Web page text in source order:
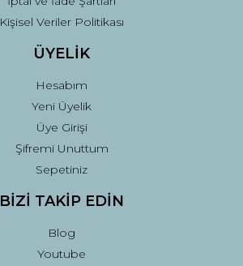
Kişisel Veriler Politikası
ÜYELİK
Hesabım
Yeni Üyelik
Üye Girişi
Şifremi Unuttum
Sepetiniz
BİZİ TAKİP EDİN
Blog
Youtube